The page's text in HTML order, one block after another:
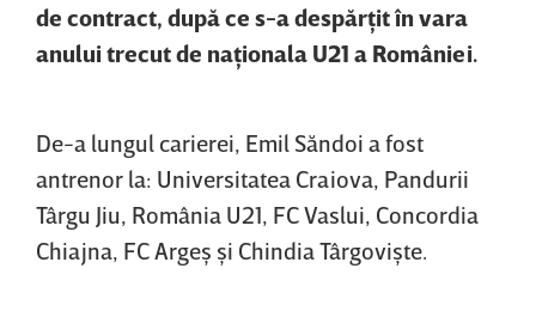
de contract, după ce s-a despărţit în vara
anului trecut de naţionala U21 a României.
De-a lungul carierei, Emil Săndoi a fost
antrenor la: Universitatea Craiova, Pandurii
Târgu Jiu, România U21, FC Vaslui, Concordia
Chiajna, FC Argeş şi Chindia Târgovişte.